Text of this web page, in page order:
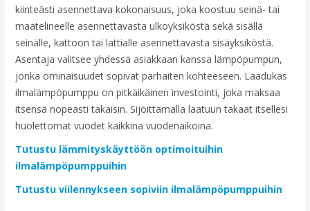
kiinteästi asennettava kokonaisuus, joka koostuu seinä- tai
maatelineelle asennettavasta ulkoyksiköstä sekä sisällä
seinälle, kattoon tai lattialle asennettavasta sisäyksiköstä.
Asentaja valitsee yhdessä asiakkaan kanssa lämpöpumpun,
jonka ominaisuudet sopivat parhaiten kohteeseen. Laadukas
ilmalämpöpumppu on pitkäikäinen investointi, joka maksaa
itsensä nopeasti takaisin. Sijoittamalla laatuun takaat itsellesi
huolettomat vuodet kaikkina vuodenaikoina.
Tutustu lämmityskäyttöön optimoituihin
ilmalämpöpumppuihin
Tutustu viilennykseen sopiviin ilmalämpöpumppuihin